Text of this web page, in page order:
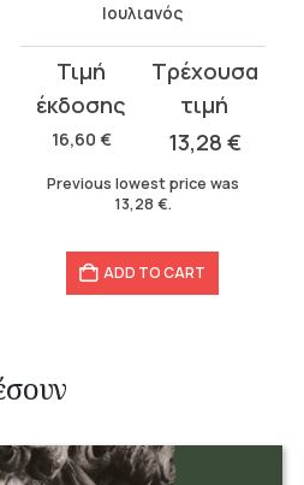
Ιουλιανός
16,60 €
Original
price
was:
16,60 €.
13,28 €
Current
price
13,28 €.
Previous lowest price was
13,28 €.
ADD TO CART